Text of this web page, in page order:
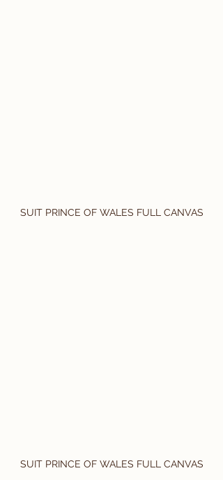
SUIT PRINCE OF WALES FULL CANVAS
SUIT PRINCE OF WALES FULL CANVAS